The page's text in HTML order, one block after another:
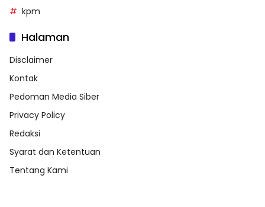
kpm
Halaman
Disclaimer
Kontak
Pedoman Media Siber
Privacy Policy
Redaksi
Syarat dan Ketentuan
Tentang Kami